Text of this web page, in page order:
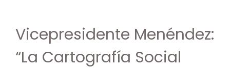
Vicepresidente Menéndez:
“La Cartografía Social